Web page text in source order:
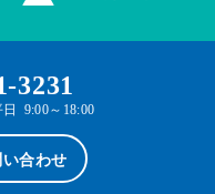
3231
9:00～18:00
い合わせ